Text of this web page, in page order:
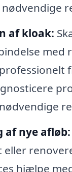
af kloak:
med
af nye afløb:
eller
hjælpe